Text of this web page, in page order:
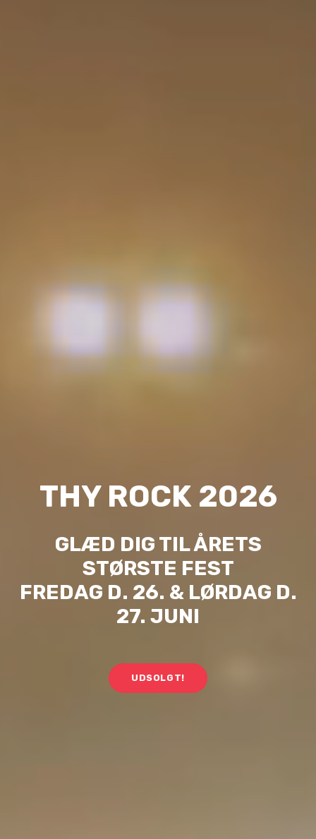
THY ROCK 2026
GLÆD DIG TIL ÅRETS
STØRSTE FEST
FREDAG D. 26. & LØRDAG D.
27. JUNI
UDSOLGT!